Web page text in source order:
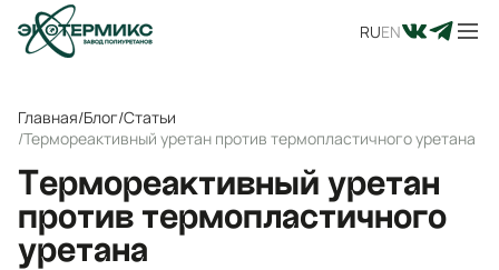
RUEN
Главная/Блог/Статьи
/Термореактивный уретан против термопластичного уретана
Термореактивный уретан
против термопластичного
уретана